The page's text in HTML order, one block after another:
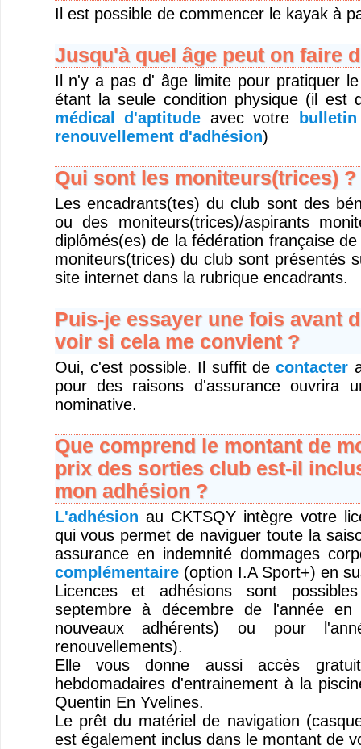
Il est possible de commencer le kayak à
Jusqu'à quel âge peut on faire
Il n'y a pas d' âge limite pour pratiquer
étant la seule condition physique (il est
médical d'aptitude avec votre
renouvellement d'adhésion)
Qui sont les moniteurs(trices) ?
Les encadrants(tes) du club sont des
ou des moniteurs(trices)/aspirants
diplômés(es) de la fédération française
moniteurs(trices) du club sont présentés
site internet dans la rubrique encadrants.
Puis-je essayer une fois avant
voir si cela me convient ?
Oui, c'est possible. Il suffit decontacter
pour des raisons d'assurance ouvrira
nominative.
Que comprend le montant de
prix des sorties club est-il
mon adhésion ?
L'adhésion au CKTSQY intègre votre
qui vous permet de naviguer toute la
assurance en indemnité dommages
complémentaire(option I.A Sport+) en
Licences et adhésions sont
septembre à décembre de l'année
nouveaux adhérents) ou pour
renouvellements).
Elle vous donne aussi accès
hebdomadaires d'entrainement à la
Quentin En Yvelines.
Le prêt du matériel de navigation
est également inclus dans le montant de